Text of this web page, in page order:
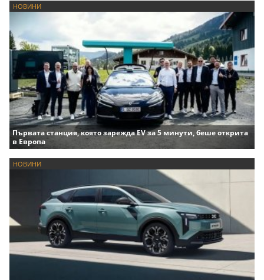
НОВИНИ
Първата станция, която зарежда EV за 5 минути, беше открита
в Европа
НОВИНИ